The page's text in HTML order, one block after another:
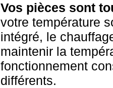
Vos pièces sont
votre température
intégré, le
maintenir la
fonctionnement
différents.